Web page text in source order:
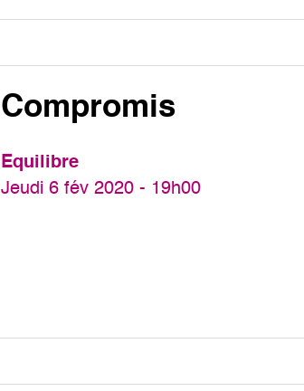
Compromis
Equilibre
Jeudi 6 fév 2020 - 19h00